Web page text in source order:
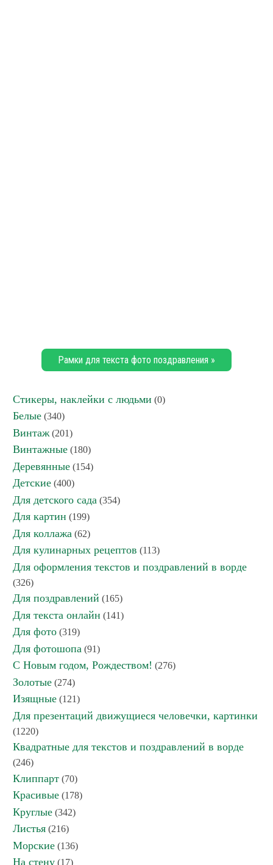
Рамки для текста фото поздравления »
Стикеры, наклейки с людьми (0)
Белые (340)
Винтаж (201)
Винтажные (180)
Деревянные (154)
Детские (400)
Для детского сада (354)
Для картин (199)
Для коллажа (62)
Для кулинарных рецептов (113)
Для оформления текстов и поздравлений в ворде
(326)
Для поздравлений (165)
Для текста онлайн (141)
Для фото (319)
Для фотошопа (91)
С Новым годом, Рождеством! (276)
Золотые (274)
Изящные (121)
Для презентаций движущиеся человечки, картинки
(1220)
Квадратные для текстов и поздравлений в ворде
(246)
Клиппарт (70)
Красивые (178)
Круглые (342)
Листья (216)
Морские (136)
На стену (17)